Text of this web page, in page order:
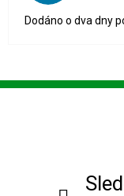
Dodáno o dva dny
Z